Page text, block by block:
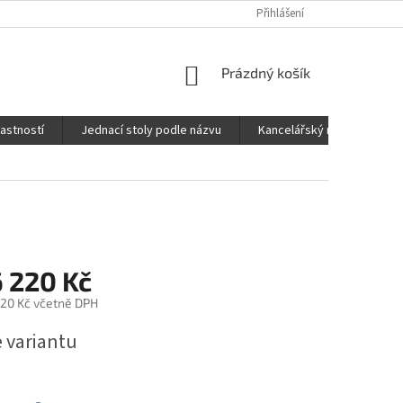
Přihlášení
NÁKUPNÍ
Prázdný košík
Jednací stoly podle názvu
Kancelářský nábytek FOX
220 Kč
Kčvčetně DPH
variantu